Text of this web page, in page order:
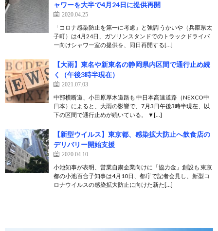
ャワーを大半で4月24日に提供再開
2020.04.25
「コロナ感染防止を第一に考慮」と強調 うかいや（兵庫県太
子町）は4月24日、ガソリンスタンドでのトラックドライバ
ー向けシャワー室の提供を、同日再開する[…]
【大雨】東名や新東名の静岡県内区間で通行止め続
く（午後3時半現在）
2021.07.03
中部横断道、小田原厚木道路も 中日本高速道路（NEXCO中
日本）によると、大雨の影響で、7月3日午後3時半現在、以
下の区間で通行止めが続いている。 ▼[…]
【新型ウイルス】東京都、感染拡大防止へ飲食店の
デリバリー開始支援
2020.04.10
小池知事が表明、営業自粛企業向けに「協力金」創設も 東京
都の小池百合子知事は4月10日、都庁で記者会見し、新型コ
ロナウイルスの感染拡大防止に向けた新た[…]